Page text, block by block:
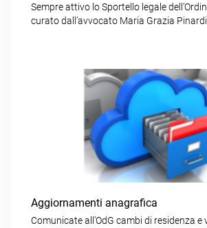
Sempre attivo lo Sportello legale
curato dall’avvocato Maria Grazia Pinardi
Aggiornamenti anagrafica
Comunicate all’OdG cambi di residenza e